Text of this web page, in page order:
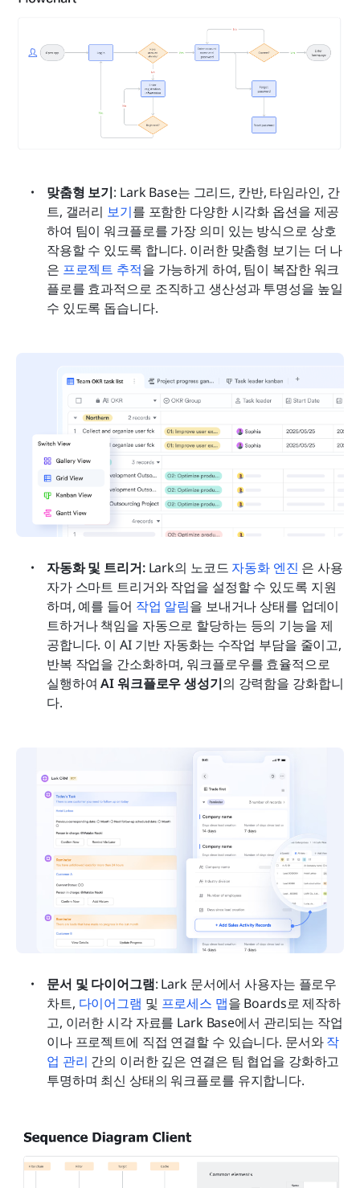
맞춤형 보기: Lark Base는 그리드, 칸반, 타임라인, 간
트, 갤러리 보기를 포함한 다양한 시각화 옵션을 제공
하여 팀이 워크플로를 가장 의미 있는 방식으로 상호
작용할 수 있도록 합니다. 이러한 맞춤형 보기는 더 나
은 프로젝트 추적을 가능하게 하여, 팀이 복잡한 워크
플로를 효과적으로 조직하고 생산성과 투명성을 높일
수 있도록 돕습니다.
자동화 및 트리거: Lark의 노코드 자동화 엔진 은 사용
자가 스마트 트리거와 작업을 설정할 수 있도록 지원
하며, 예를 들어 작업 알림을 보내거나 상태를 업데이
트하거나 책임을 자동으로 할당하는 등의 기능을 제
공합니다. 이 AI 기반 자동화는 수작업 부담을 줄이고,
반복 작업을 간소화하며, 워크플로우를 효율적으로
실행하여 AI 워크플로우 생성기의 강력함을 강화합니
다.
문서 및 다이어그램: Lark 문서에서 사용자는 플로우
차트, 다이어그램 및 프로세스 맵을 Boards로 제작하
고, 이러한 시각 자료를 Lark Base에서 관리되는 작업
이나 프로젝트에 직접 연결할 수 있습니다. 문서와 작
업 관리 간의 이러한 깊은 연결은 팀 협업을 강화하고
투명하며 최신 상태의 워크플로를 유지합니다.